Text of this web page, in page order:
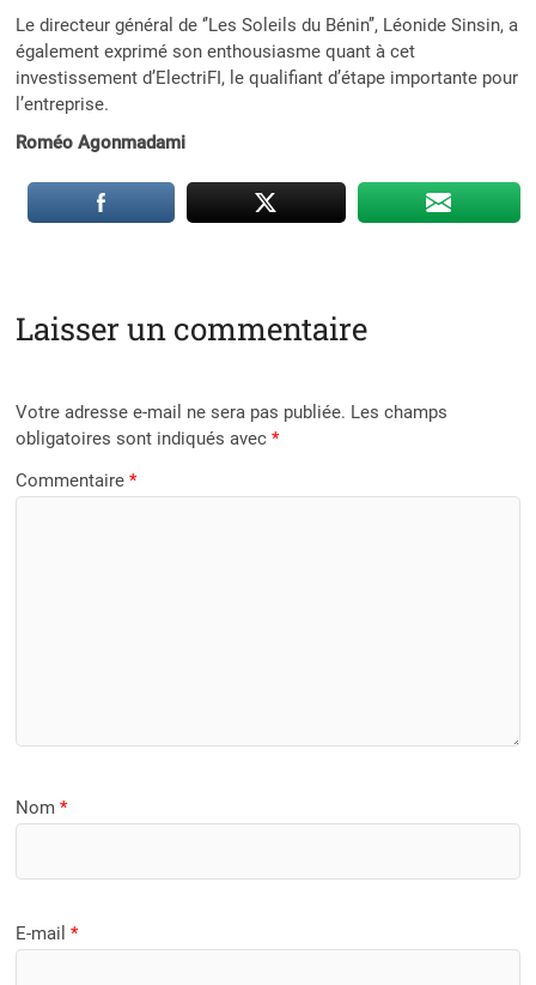
Le directeur général de ‘’Les Soleils du Bénin’’, Léonide Sinsin, a
également exprimé son enthousiasme quant à cet
investissement d’ElectriFI, le qualifiant d’étape importante pour
l’entreprise.
Roméo Agonmadami
Laisser un commentaire
Votre adresse e-mail ne sera pas publiée. Les champs
obligatoires sont indiqués avec*
Commentaire*
Nom*
E-mail*